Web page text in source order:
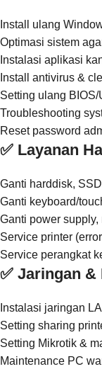
Install ulang
Optimasi sistem
Instalasi aplikasi
Install antivirus &
Setting ulang BIOS/
Troubleshooting
Reset password
✅ Layanan
Ganti harddisk,
Ganti keyboard/
Ganti power supply,
Service printer
Service perangkat
✅ Jaringan &
Instalasi jaringan
Setting sharing
Setting Mikrotik &
Maintenance PC